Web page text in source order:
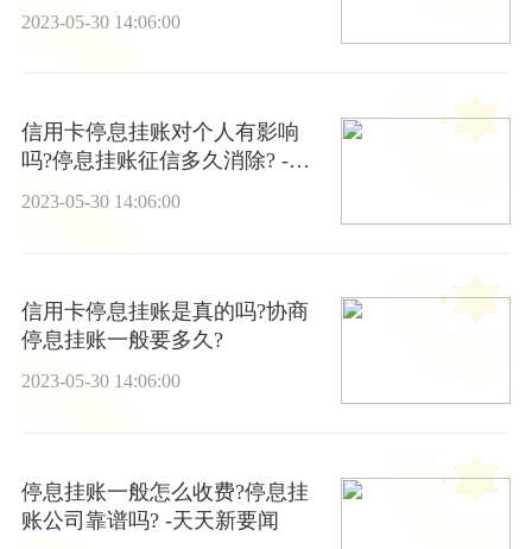
2023-05-30 14:06:00
信用卡停息挂账对个人有影响
吗?停息挂账征信多久消除? -环
球微动态
2023-05-30 14:06:00
信用卡停息挂账是真的吗?协商
停息挂账一般要多久?
2023-05-30 14:06:00
停息挂账一般怎么收费?停息挂
账公司靠谱吗? -天天新要闻